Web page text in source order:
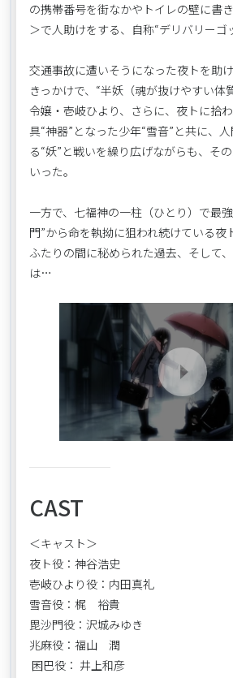
の携帯番号を街なかやトイレの壁に書
＞で人助けをする、自称“デリバリーゴ
交通事故に遭いそうになった夜トを助
きっかけで、“半妖（魂が抜けやすい体
令嬢・壱岐ひより、さらに、夜トに拾
具“神器”となった少年“雪音”と共に、
る“妖”と戦いを繰り広げながらも、そ
いった。
一方で、七福神の一柱（ひとり）で最
門”から命を執拗に狙われ続けている夜
ふたりの間に秘められた過去、そして
は…
CAST
＜キャスト＞
夜ト役：神谷浩史
壱岐ひより役：内田真礼
雪音役：梶 裕貴
毘沙門役：沢城みゆき
兆麻役：福山 潤
囷巴役： 井上和彦